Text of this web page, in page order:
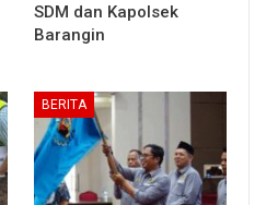
SDM dan Kapolsek
Barangin
BERITA